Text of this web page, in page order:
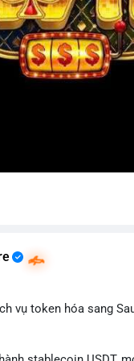
vụ token hóa sang